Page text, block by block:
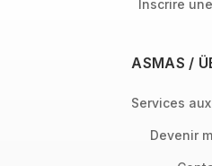
Inscrire
ASMAS /
Services
Devenir